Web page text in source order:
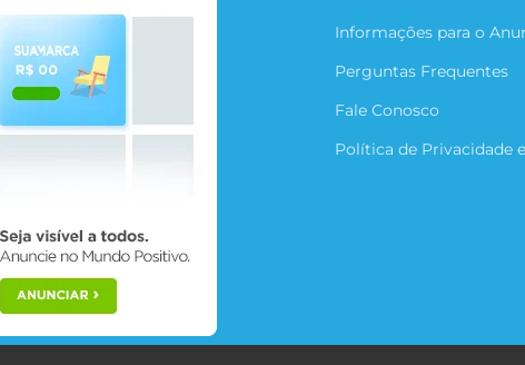
Informações para o
Perguntas Frequentes
Fale Conosco
Política de Privacidade